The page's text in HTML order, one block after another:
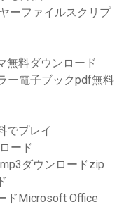
ーファイルスクリプ
無料ダウンロード
ー電子ブックpdf無料
でプレイ
ード
mp3ダウンロードzip
ドMicrosoft Office